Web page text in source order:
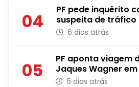
04
PF pede inquérito
suspeita de tráfico
6 dias atrás
05
PF aponta viagem
Jaques Wagner
5 dias atrás